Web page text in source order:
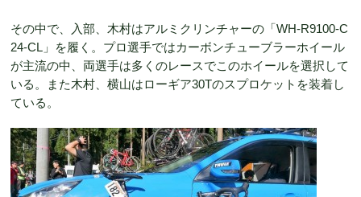
その中で、入部、木村はアルミクリンチャーの「WH-R9100-C
24-CL」を履く。プロ選手ではカーボンチューブラーホイール
が主流の中、両選手は多くのレースでこのホイールを選択して
いる。また木村、横山はローギア30Tのスプロケットを装着し
ている。